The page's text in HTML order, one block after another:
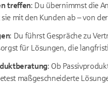
treffen: Du übernimmst die
mit den Kunden ab – von
: Du führst Gespräche zu
für Lösungen, die
: Ob
maßgeschneiderte